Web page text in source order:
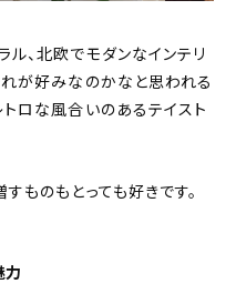
、北欧でモダンなインテリ
れが好みなのかなと思われる
ロな風合いのあるテイスト
ものもとっても好きです。
力